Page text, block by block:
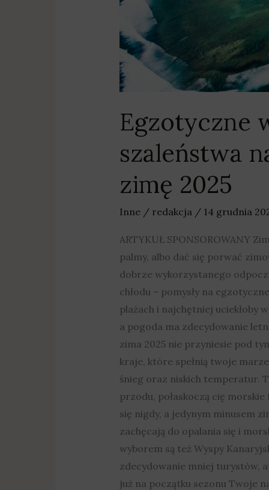
Egzotyczne
szaleństwa
zimę 2025
Inne/ redakcja / 14 grudnia
ARTYKUŁ SPONSOROWANY
palmy, albo dać się porwać
dobrze wykorzystanego
chłodu – pomysły na
plażach i najchętniej uciekłoby
a pogoda ma zdecydowanie
zima 2025 nie przyniesie pod
kraje, które spełnią twoje
śnieg oraz niskich temperatur.
przodu, połaskoczą cię
się nigdy, a jedynym minusem
zachęcają do opalania się i
wyborem są też Wyspy
zdecydowanie mniej turystów,
już na początku sezonu Twoje
zimę